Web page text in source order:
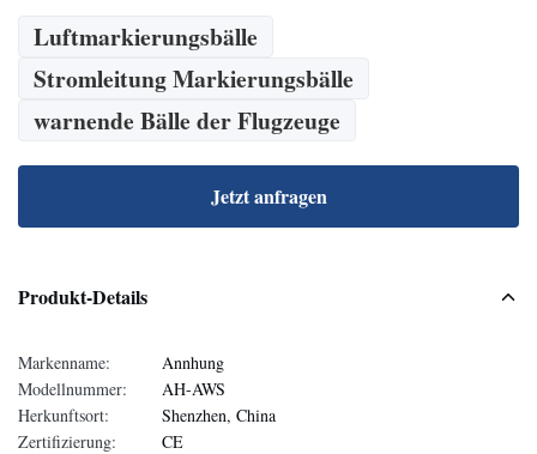
Luftmarkierungsbälle
Stromleitung Markierungsbälle
warnende Bälle der Flugzeuge
Jetzt anfragen
Produkt-Details
Markenname:
Annhung
Modellnummer:
AH-AWS
Herkunftsort:
Shenzhen, China
Zertifizierung:
CE